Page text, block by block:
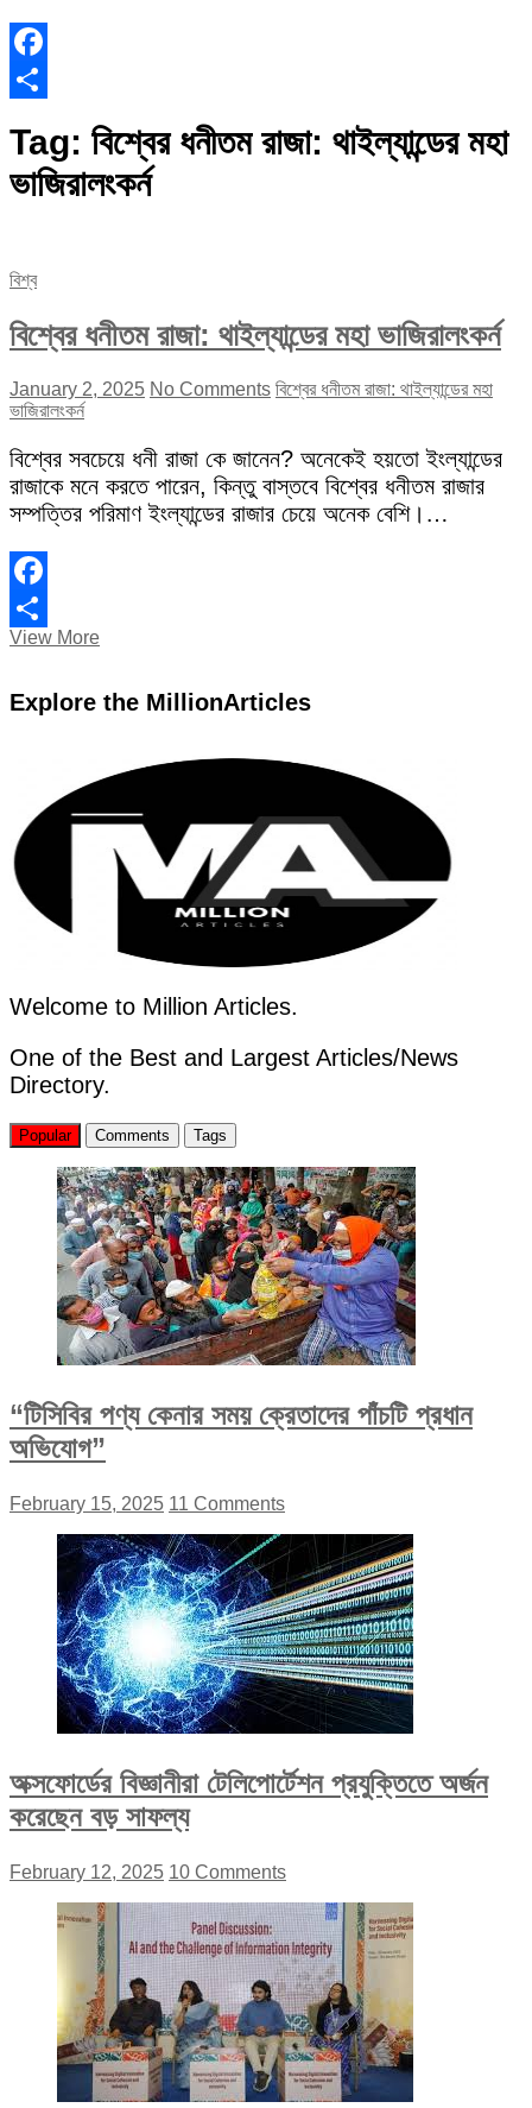
Facebook
Tag: বিশ্বের ধনীতম রাজা: থাইল্যান্ডের মহা
ভাজিরালংকর্ন
বিশ্ব
বিশ্বের ধনীতম রাজা: থাইল্যান্ডের মহা ভাজিরালংকর্ন
January 2, 2025 No Comments বিশ্বের ধনীতম রাজা: থাইল্যান্ডের মহা
ভাজিরালংকর্ন
বিশ্বের সবচেয়ে ধনী রাজা কে জানেন? অনেকেই হয়তো ইংল্যান্ডের
রাজাকে মনে করতে পারেন, কিন্তু বাস্তবে বিশ্বের ধনীতম রাজার
সম্পত্তির পরিমাণ ইংল্যান্ডের রাজার চেয়ে অনেক বেশি।…
Facebook
Share
View Moreবিশ্বের
থাইল্যান্ডের
Explore the MillionArticles
Welcome to Million Articles.
One of the Best and Largest Articles/News
Directory.
Popular Comments Tags
“টিসিবির পণ্য কেনার সময় ক্রেতাদের পাঁচটি প্রধান
অভিযোগ”
February 15, 2025 11 Comments
অক্সফোর্ডের বিজ্ঞানীরা টেলিপোর্টেশন প্রযুক্তিতে অর্জন
করেছেন বড় সাফল্য
February 12, 2025 10 Comments